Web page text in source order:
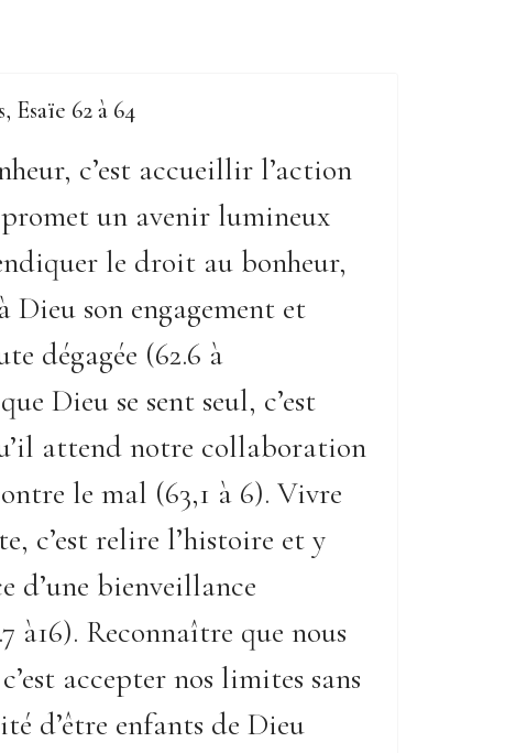
Esaïe 62 à 64
c’est accueillir l’action
un avenir lumineux
le droit au bonheur,
Dieu son engagement et
dégagée (62.6 à
Dieu se sent seul, c’est
attend notre collaboration
le mal (63,1 à 6). Vivre
c’est relire l’histoire et y
d’une bienveillance
à16). Reconnaître que nous
accepter nos limites sans
d’être enfants de Dieu